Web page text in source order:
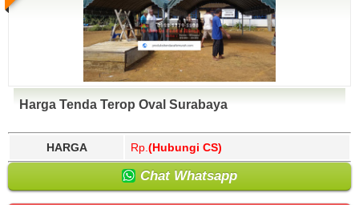
Harga Tenda Terop Oval Surabaya
HARGA Rp. (Hubungi CS)
Chat Whatsapp